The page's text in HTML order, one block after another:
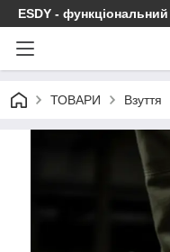
ESDY -
ТОВАРИ Взуття